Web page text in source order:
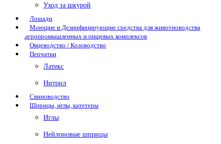
Уход за шкурой
Лошади
Моющие и Дезинфицирующие средства для животноводства
,агропромышленных и пищевых комплексов
Овцеводство / Козоводство
Перчатки
Латекс
Нитрил
Свиноводство
Шприцы, иглы, катетеры
Иглы
Нейлоновые шприцы